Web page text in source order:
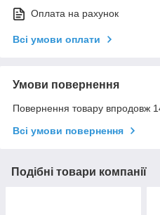
Оплата на рахунок
Всі умови оплати
Умови повернення
Повернення товару впродовж
Всі умови повернення
Подібні товари компанії